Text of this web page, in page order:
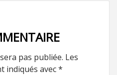
pas publiée. Les
indiqués avec*